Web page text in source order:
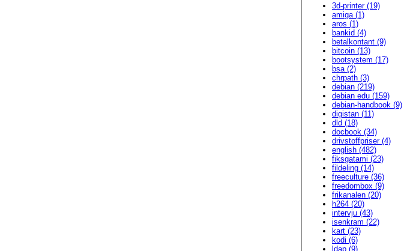
3d-printer (19)
amiga (1)
aros (1)
bankid (4)
betalkontant (9)
bitcoin (13)
bootsystem (17)
bsa (2)
chrpath (3)
debian (219)
debian edu (159)
debian-handbook (9)
digistan (11)
dld (18)
docbook (34)
drivstoffpriser (4)
english (482)
fiksgatami (23)
fildeling (14)
freeculture (36)
freedombox (9)
frikanalen (20)
h264 (20)
intervju (43)
isenkram (22)
kart (23)
kodi (6)
ldap (9)